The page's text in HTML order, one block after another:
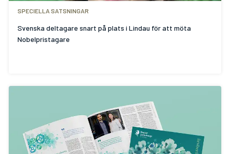
SPECIELLA SATSNINGAR
Svenska deltagare snart på plats i Lindau för att möta
Nobelpristagare